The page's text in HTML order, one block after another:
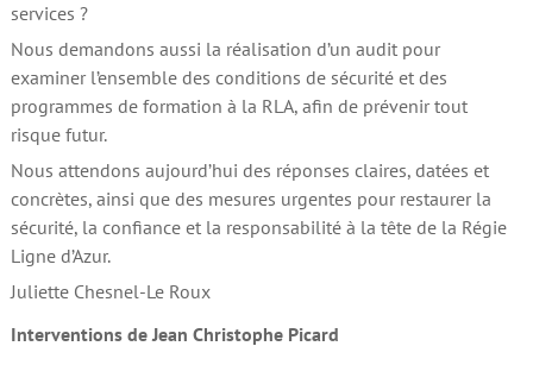
services ?
Nous demandons aussi la réalisation d’un audit pour
examiner l’ensemble des conditions de sécurité et des
programmes de formation à la RLA, afin de prévenir tout
risque futur.
Nous attendons aujourd’hui des réponses claires, datées et
concrètes, ainsi que des mesures urgentes pour restaurer la
sécurité, la confiance et la responsabilité à la tête de la Régie
Ligne d’Azur.
Juliette Chesnel-Le Roux
Interventions de Jean Christophe Picard